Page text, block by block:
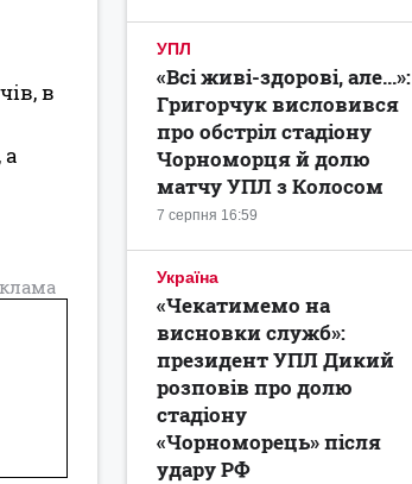
в
УПЛ
7 серпня 16:59
«Всі живі-здорові, але...»:
Григорчук висловився
про обстріл стадіону
Чорноморця й долю
матчу УПЛ з Колосом
Україна
«Чекатимемо на
висновки служб»:
президент УПЛ Дикий
розповів про долю
стадіону
«Чорноморець» після
удару РФ